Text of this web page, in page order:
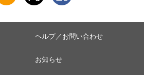
ヘルプ／お問い合わせ
お知らせ